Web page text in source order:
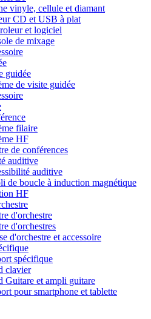
vinyle, cellule et diamant
CD et USB à plat
et logiciel
de mixage
guidée
de visite guidée
filaire
HF
de conférences
auditive
auditive
de boucle à induction magnétique
HF
d'orchestre
d'orchestres
d'orchestre et accessoire
spécifique
clavier
Guitare et ampli guitare
pour smartphone et tablette